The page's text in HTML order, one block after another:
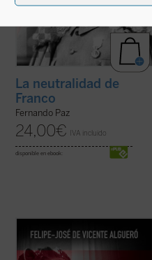
La neutralidad de
Franco
Fernando Paz
24,00€ IVA incluido
disponible en ebook:
Este libro recorre de una manera rigurosa,
didáctica y asequible a un público amplio,
las grandes ideas políticas que han
configurado España desde las Cortes de